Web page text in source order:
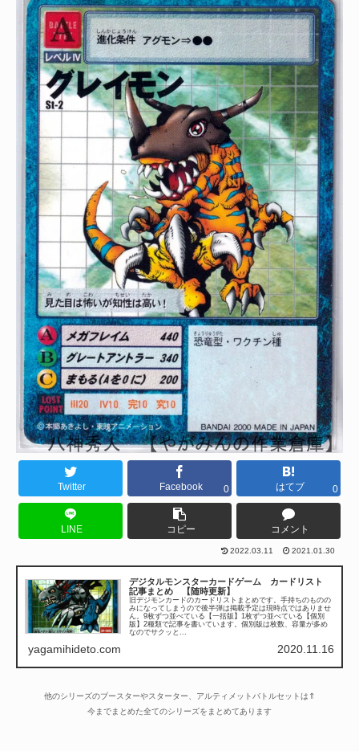
Twitter Facebook 0 はてブ 0
LINE コピー コメント
2022.03.11 2021.01.30
デジタルモンスターカードゲーム カードリスト
記事まとめ 【随時更新】
旧デジモンカードのカードリストまとめです。手持ちのものの
みになってしまうので後半弾は掲載予定は現時点ではありませ
ん。9枚ずつ並べている【一括版】1枚ずつ並べている【個別
版】2種類で記事を書いています。個別版は枚数、容量が多め
なのでサクッと...
yagamihideto.com 2020.11.16
他のシリーズのブースターやスターター、アルティメットバトルセットは⇑
今までまとめた全てのシリーズをまとめてあります